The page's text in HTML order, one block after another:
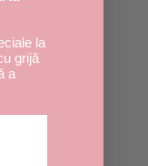
la
grijă
a